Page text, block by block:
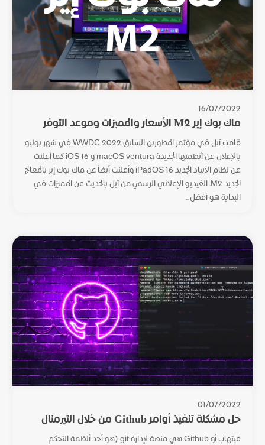
16/07/2022
ماك بوك إير M2 الأسعار والمميزات وموعد التوفر
قامت آبل في مؤتمر المطورين السابق WWDC 2022 في شهر يونيو
بالإعلان عن أنظمتها الجديدة macOS ventura و iOS 16 كما أعلنت
عن نظام الآيباد الجديد iPadOS 16 وأعلنت أيضاً عن ماك بوك إير بالمعالج
الجديد M2. الفيديو الإعلاني الرسمي من آبل بالحديث عن المميزات في
البداية هو أفضل...
01/07/2022
حل مشكلة تنفيذ أوامر Github من خلال التيرمنال
قيتهاب أو Github هي منصة لإدارة git (هو أحد أنظمة التحكم